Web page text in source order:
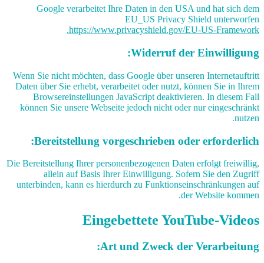
Google verarbeitet Ihre Daten in den USA und hat sich dem
EU_US Privacy Shield unterworfen
https://www.privacyshield.gov/EU-US-Framework.
Widerruf der Einwilligung:
Wenn Sie nicht möchten, dass Google über unseren Internetauftritt
Daten über Sie erhebt, verarbeitet oder nutzt, können Sie in Ihrem
Browsereinstellungen JavaScript deaktivieren. In diesem Fall
können Sie unsere Webseite jedoch nicht oder nur eingeschränkt
nutzen.
Bereitstellung vorgeschrieben oder erforderlich:
Die Bereitstellung Ihrer personenbezogenen Daten erfolgt freiwillig,
allein auf Basis Ihrer Einwilligung. Sofern Sie den Zugriff
unterbinden, kann es hierdurch zu Funktionseinschränkungen auf
der Website kommen.
Eingebettete YouTube-Videos
Art und Zweck der Verarbeitung: